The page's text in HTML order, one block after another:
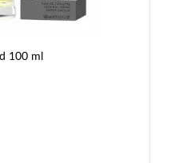
100 ml